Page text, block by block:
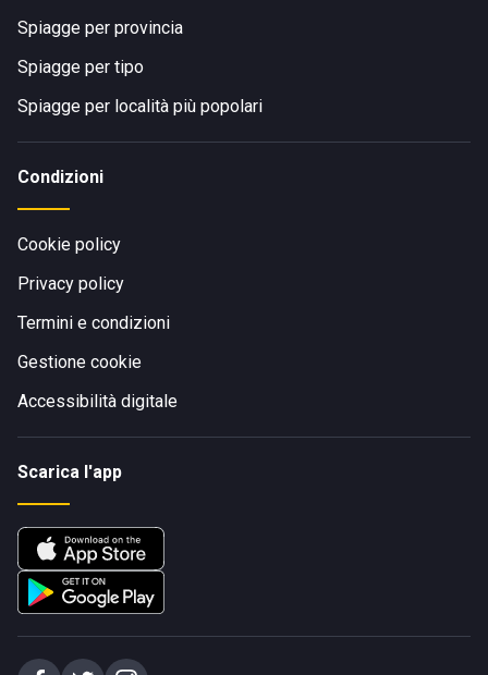
Spiagge per provincia
Spiagge per tipo
Spiagge per località più popolari
Condizioni
Cookie policy
Privacy policy
Termini e condizioni
Gestione cookie
Accessibilità digitale
Scarica l'app